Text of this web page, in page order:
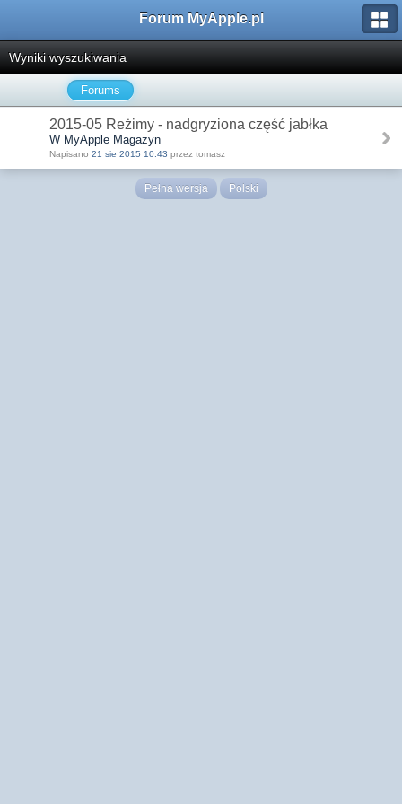
Forum MyApple.pl
Wyniki wyszukiwania
Forums
2015-05 Reżimy - nadgryziona część jabłka
W MyApple Magazyn
Napisano 21 sie 2015 10:43 przez tomasz
Pełna wersja Polski